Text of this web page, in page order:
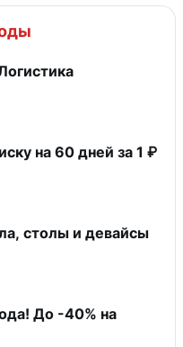
на 60 дней за 1 ₽
столы и девайсы
До -40% на